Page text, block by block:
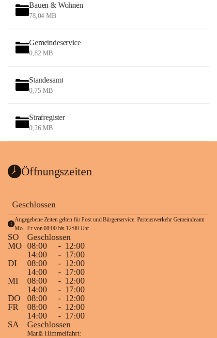
Bauen & Wohnen
78,04 MB
Gemeindeservice
0,82 MB
Standesamt
0,75 MB
Strafregister
0,26 MB
Öffnungszeiten
Geschlossen
Angegebene Zeiten gelten für Post und Bürgerservice. Parteienverkehr Gemeindeamt
Mo - Fr von 08:00 bis 12:00 Uhr.
SO
Geschlossen
MO 08:00 - 12:00
14:00
- 17:00
DI
08:00 - 12:00
14:00
- 17:00
MI
08:00 - 12:00
14:00
- 17:00
DO
08:00 - 12:00
FR
08:00 - 12:00
14:00
- 17:00
SA
Geschlossen
Mariä Himmelfahrt: